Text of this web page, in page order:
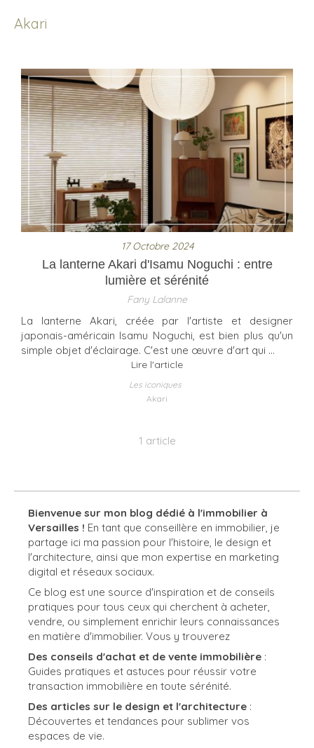
Akari
17 Octobre 2024
La lanterne Akari d'Isamu Noguchi : entre
lumière et sérénité
Fany Lalanne
La lanterne Akari, créée par l'artiste et designer
japonais-américain Isamu Noguchi, est bien plus qu'un
simple objet d'éclairage. C'est une œuvre d'art qui ...
Lire l'article
Les iconiques
Akari
1 article
Bienvenue sur mon blog dédié à l'immobilier à
Versailles ! En tant que conseillère en immobilier, je
partage ici ma passion pour l'histoire, le design et
l'architecture, ainsi que mon expertise en marketing
digital et réseaux sociaux.
Ce blog est une source d'inspiration et de conseils
pratiques pour tous ceux qui cherchent à acheter,
vendre, ou simplement enrichir leurs connaissances
en matière d'immobilier. Vous y trouverez
Des conseils d'achat et de vente immobilière :
Guides pratiques et astuces pour réussir votre
transaction immobilière en toute sérénité.
Des articles sur le design et l'architecture :
Découvertes et tendances pour sublimer vos
espaces de vie.